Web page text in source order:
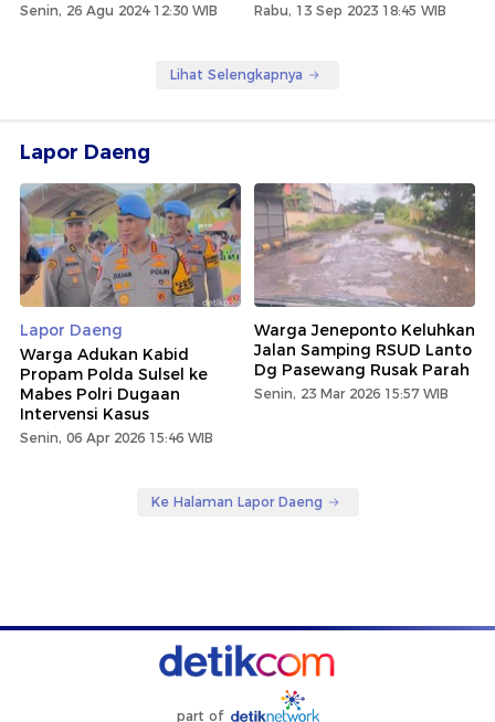
Senin, 26 Agu 2024 12:30 WIB Rabu, 13 Sep 2023 18:45 WIB
Lihat Selengkapnya
Lapor Daeng
Lapor Daeng
Warga Adukan Kabid
Propam Polda Sulsel ke
Mabes Polri Dugaan
Intervensi Kasus
Senin, 06 Apr 2026 15:46 WIB
Warga Jeneponto Keluhkan
Jalan Samping RSUD Lanto
Dg Pasewang Rusak Parah
Senin, 23 Mar 2026 15:57 WIB
Ke Halaman Lapor Daeng
part of